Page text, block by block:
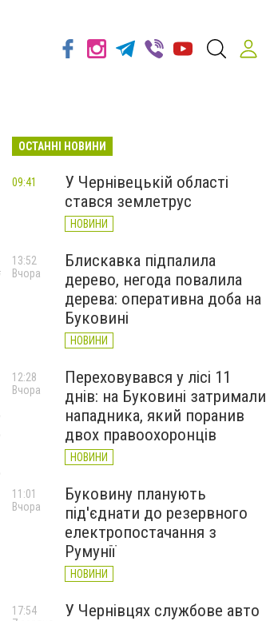
ОСТАННІ НОВИНИ
У Чернівецькій області
стався землетрус
НОВИНИ
09:41
Блискавка підпалила
дерево, негода повалила
дерева: оперативна доба на
Буковині
НОВИНИ
13:52
Вчора
Переховувався у лісі 11
днів: на Буковині затримали
нападника, який поранив
двох правоохоронців
НОВИНИ
12:28
Вчора
Буковину планують
під'єднати до резервного
електропостачання з
Румунії
НОВИНИ
11:01
Вчора
У Чернівцях службове авто
17:54